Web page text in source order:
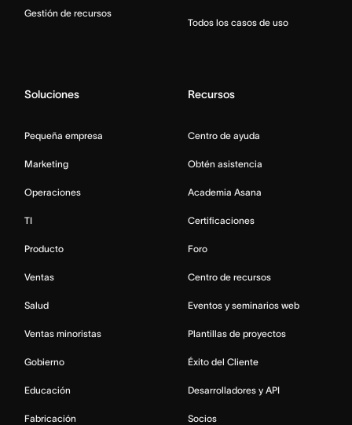
Gestión de recursos
Todos los casos de uso
Soluciones
Pequeña empresa
Marketing
Operaciones
TI
Producto
Ventas
Salud
Ventas minoristas
Gobierno
Educación
Fabricación
Recursos
Centro de ayuda
Obtén asistencia
Academia Asana
Certificaciones
Foro
Centro de recursos
Eventos y seminarios web
Plantillas de proyectos
Éxito del Cliente
Desarrolladores y API
Socios